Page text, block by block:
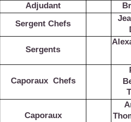
Adjudant
Sergent Chefs
Sergents
Caporaux Chefs
Caporaux